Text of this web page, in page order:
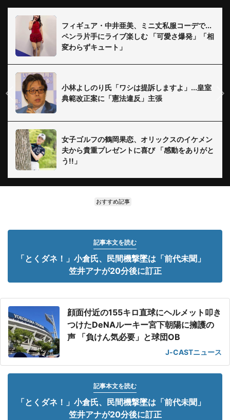
フィギュア・中井亜美、ミニ丈私服コーデで...
ペンラ片手にライブ楽しむ 「可愛さ爆発」「相
変わらずキュート」
小林よしのり氏「ワシは提訴しますよ」...皇室
典範改正案に「憲法違反」主張
女子ゴルフの鶴岡果恋、オリックスのイケメン
夫から貴重プレゼントに喜び 「感動をありがと
う!!」
おすすめ記事
記事本文を読む
「とくダネ！」小倉氏、民間機撃墜は「前代未聞」
笠井アナが20分後に訂正
顔面付近の155キロ直球にヘルメット叩き
つけたDeNAルーキー宮下朝陽に擁護の
声 「負けん気必要」と球団OB
J-CASTニュース
記事本文を読む
「とくダネ！」小倉氏、民間機撃墜は「前代未聞」
笠井アナが20分後に訂正